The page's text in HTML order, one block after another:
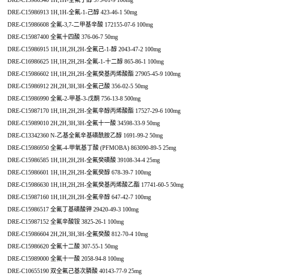
DRE-C15986913 1H,1H-全氟-1-己醇 423-46-1 50mg
DRE-C15986608 全氟-3,7-二甲基辛酸 172155-07-6 100mg
DRE-C15987400 全氟十四酸 376-06-7 50mg
DRE-C15986915 1H,1H,2H,2H-全氟己-1-醇 2043-47-2 100mg
DRE-C16986625 1H,1H,2H,2H-全氟-1-十二醇 865-86-1 100mg
DRE-C15986602 1H,1H,2H,2H-全氟癸基丙烯酸酯 27905-45-9 100mg
DRE-C15986912 2H,2H,3H,3H-全氟己酸 356-02-5 50mg
DRE-C15986990 全氟-2-甲基-3-戊酮 756-13-8 500mg
DRE-C15987170 1H,1H,2H,2H-全氟辛醇丙烯酸酯 17527-29-6 100mg
DRE-C15989010 2H,2H,3H,3H-全氟十一酸 34598-33-9 50mg
DRE-C13342360 N-乙基全氟辛基磺酰胺乙醇 1691-99-2 50mg
DRE-C15986950 全氟-4-甲氧基丁酸 (PFMOBA) 863090-89-5 25mg
DRE-C15986585 1H,1H,2H,2H-全氟癸磺酸 39108-34-4 25mg
DRE-C15986601 1H,1H,2H,2H-全氟癸醇 678-39-7 100mg
DRE-C15986630 1H,1H,2H,2H-全氟癸基丙烯酸乙酯 17741-60-5 50mg
DRE-C15987160 1H,1H,2H,2H-全氟辛醇 647-42-7 100mg
DRE-C15986517 全氟丁基磺酸钾 29420-49-3 100mg
DRE-C15987152 全氟辛酸铵 3825-26-1 100mg
DRE-C15986604 2H,2H,3H,3H-全氟癸酸 812-70-4 10mg
DRE-C15986620 全氟十二酸 307-55-1 50mg
DRE-C15989000 全氟十一酸 2058-94-8 100mg
DRE-C10655190 双全氟己基次膦酸 40143-77-9 25mg